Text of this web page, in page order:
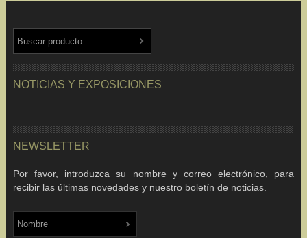
NOTICIAS Y EXPOSICIONES
NEWSLETTER
Por favor, introduzca su nombre y correo electrónico, para
recibir las últimas novedades y nuestro boletín de noticias.